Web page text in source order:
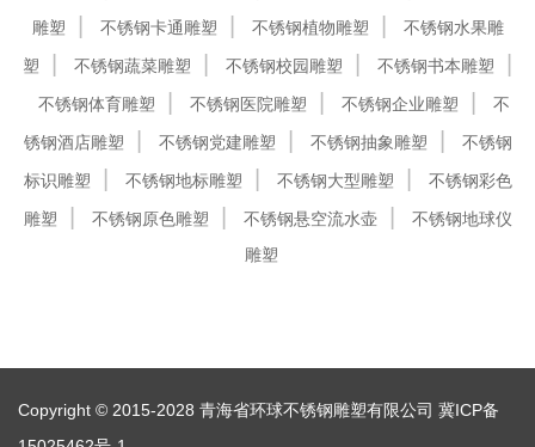
雕塑
不锈钢卡通雕塑 不锈钢植物雕塑
不锈钢水果雕
塑
不锈钢蔬菜雕塑 不锈钢校园雕塑
不锈钢书本雕塑
不锈钢体育雕塑
不锈钢医院雕塑 不锈钢企业雕塑
不
锈钢酒店雕塑
不锈钢党建雕塑 不锈钢抽象雕塑
不锈钢
标识雕塑
不锈钢地标雕塑 不锈钢大型雕塑
不锈钢彩色
雕塑
不锈钢原色雕塑 不锈钢悬空流水壶
不锈钢地球仪
雕塑
Copyright © 2015-2028 青海省环球不锈钢雕塑有限公司 冀ICP备